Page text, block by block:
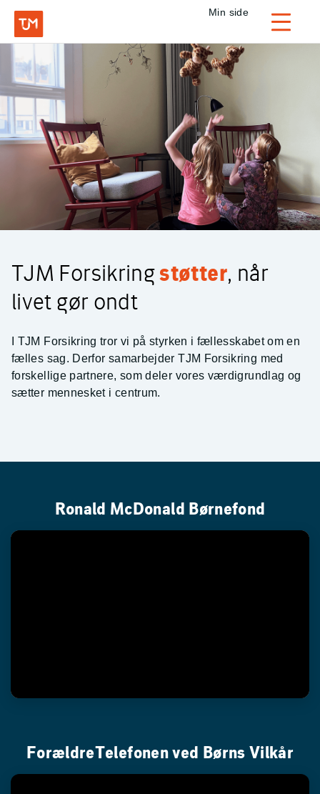
Privat
Login
Min side
TJM Forsikring – Gå til forside
TJM Forsikringstøtter, når
livet gør ondt
I TJM Forsikring tror vi på styrken i fællesskabet om en
fælles sag. Derfor samarbejder TJM Forsikring med
forskellige partnere, som deler vores værdigrundlag og
sætter mennesket i centrum.
Ronald McDonald Børnefond
ForældreTelefonen ved Børns Vilkår